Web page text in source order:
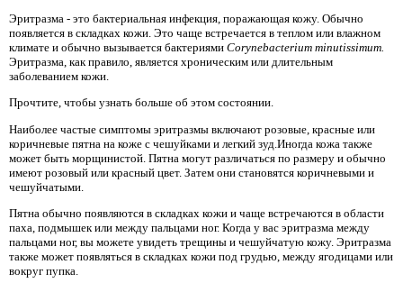
Эритразма - это бактериальная инфекция, поражающая кожу. Обычно
появляется в складках кожи. Это чаще встречается в теплом или влажном
климате и обычно вызывается бактериями Corynebacterium minutissimum.
Эритразма, как правило, является хроническим или длительным
заболеванием кожи.
Прочтите, чтобы узнать больше об этом состоянии.
Наиболее частые симптомы эритразмы включают розовые, красные или
коричневые пятна на коже с чешуйками и легкий зуд.Иногда кожа также
может быть морщинистой. Пятна могут различаться по размеру и обычно
имеют розовый или красный цвет. Затем они становятся коричневыми и
чешуйчатыми.
Пятна обычно появляются в складках кожи и чаще встречаются в области
паха, подмышек или между пальцами ног. Когда у вас эритразма между
пальцами ног, вы можете увидеть трещины и чешуйчатую кожу. Эритразма
также может появляться в складках кожи под грудью, между ягодицами или
вокруг пупка.